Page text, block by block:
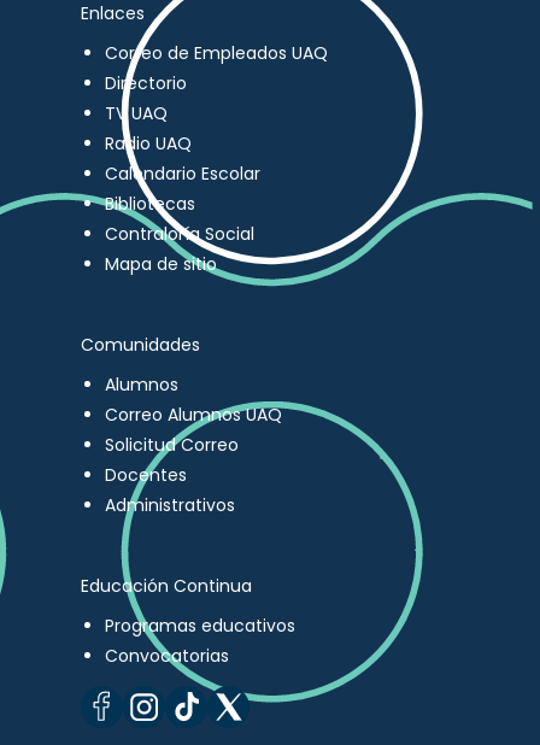
Enlaces
Correo de Empleados UAQ
Directorio
TV UAQ
Radio UAQ
Calendario Escolar
Bibliotecas
Contraloría Social
Mapa de sitio
Comunidades
Alumnos
Correo Alumnos UAQ
Solicitud Correo
Docentes
Administrativos
Educación Continua
Programas educativos
Convocatorias